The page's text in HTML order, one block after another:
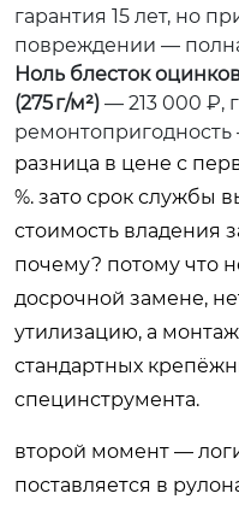
гарантия 15 лет, но
повреждении —
Ноль блесток
(275 г/м²) — 213 000 ₽,
ремонтопригодность
разница в цене с
%. зато срок службы
стоимость владения
почему? потому что
досрочной замене,
утилизацию, а
стандартных
специнструмента.
второй момент —
поставляется в